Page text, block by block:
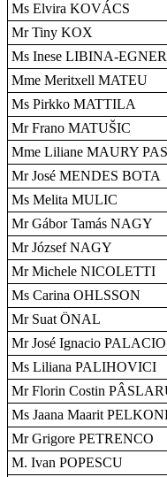
Ms Elvira KOVÁCS
Mr Tiny KOX
Ms Inese LIBINA-
Mme Meritxell MATEU
Ms Pirkko MATTILA
Mr Frano MATUŠIC
Mme Liliane MAURY
Mr José MENDES BOTA
Ms Melita MULIC
Mr Gábor Tamás NAGY
Mr József NAGY
Mr Michele NICOLETTI
Ms Carina OHLSSON
Mr Suat ÖNAL
Mr José Ignacio
Ms Liliana PALIHOVICI
Mr Florin Costin
Ms Jaana Maarit
Mr Grigore PETRENCO
M. Ivan POPESCU